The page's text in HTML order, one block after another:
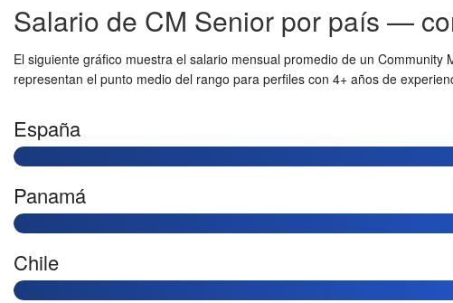
Salario de CM Senior por país —
El siguiente gráfico muestra el salario mensual promedio de un
representan el punto medio del rango para perfiles con 4+ años de
España
Panamá
Chile